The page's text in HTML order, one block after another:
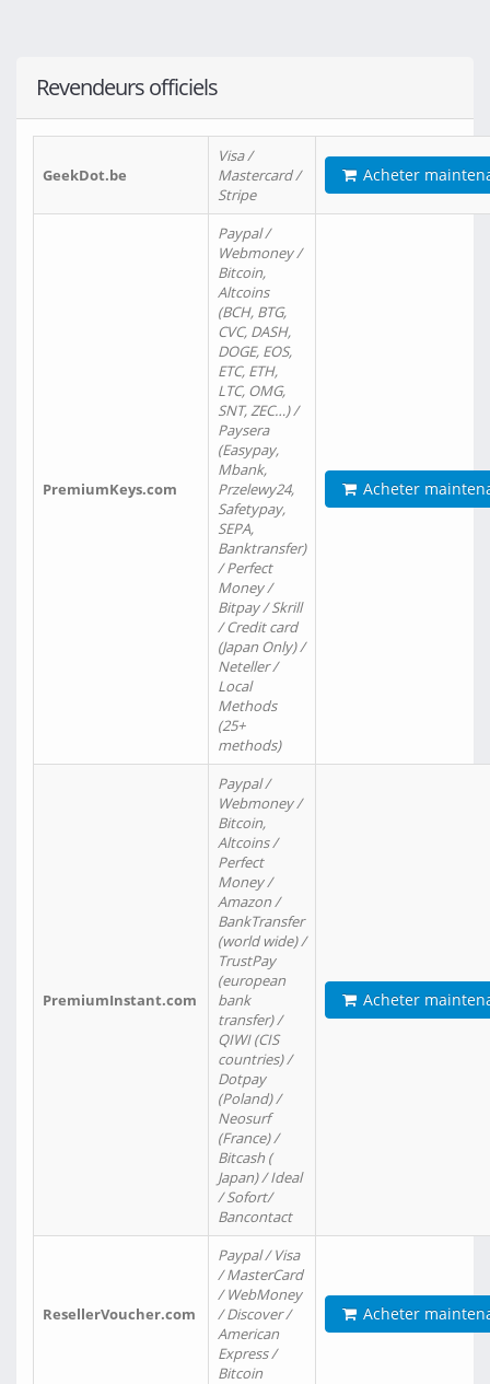
Revendeurs officiels
GeekDot.be
Visa /
Mastercard /
Stripe
Acheter
PremiumKeys.com
Paypal /
Webmoney /
Bitcoin,
Altcoins
(BCH, BTG,
CVC, DASH,
DOGE, EOS,
ETC, ETH,
LTC, OMG,
SNT, ZEC…) /
Paysera
(Easypay,
Mbank,
Przelewy24,
Safetypay,
SEPA,
Banktransfer)
/ Perfect
Money /
Bitpay / Skrill
/ Credit card
(Japan Only) /
Neteller /
Local
Methods
(25+
methods)
Acheter
PremiumInstant.com
Paypal /
Webmoney /
Bitcoin,
Altcoins /
Perfect
Money /
Amazon /
BankTransfer
(world wide) /
TrustPay
(european
bank
transfer) /
QIWI (CIS
countries) /
Dotpay
(Poland) /
Neosurf
(France) /
Bitcash (
Japan) / Ideal
/ Sofort/
Bancontact
Acheter
ResellerVoucher.com
Paypal / Visa
/ MasterCard
/ WebMoney
/ Discover /
American
Express /
Bitcoin
Acheter